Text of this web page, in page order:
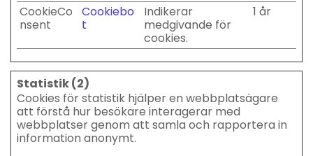
CookieCo
nsent
Cookiebo
t
Indikerar
medgivande för
cookies.
1 år
Statistik (2)
Cookies för statistik hjälper en webbplatsägare
att förstå hur besökare interagerar med
webbplatser genom att samla och rapportera in
information anonymt.